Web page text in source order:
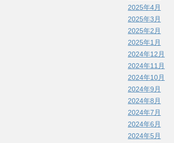
2025年4月
2025年3月
2025年2月
2025年1月
2024年12月
2024年11月
2024年10月
2024年9月
2024年8月
2024年7月
2024年6月
2024年5月